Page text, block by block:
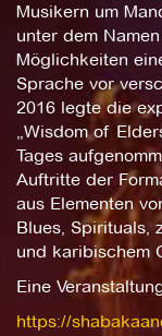
Musikern um
unter dem
Möglichkeiten
Sprache vor
2016 legte die
„Wisdom of
Tages
Auftritte der
aus Elementen
Blues, Spirituals,
und karibischem
Eine
https://